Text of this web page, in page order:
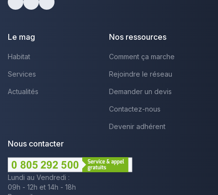
Le mag
Habitat
Services
Actualités
Nos ressources
Comment ça marche
Rejoindre le réseau
Demander un devis
Contactez-nous
Devenir adhérent
Nous contacter
Lundi au Vendredi :
09h - 12h et 14h - 18h